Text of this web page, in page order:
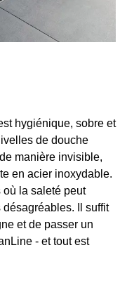
hygiénique, sobre et
de douche
manière invisible,
en acier inoxydable.
la saleté peut
Il suffit
et de passer un
- et tout est